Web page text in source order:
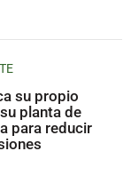
su propio
planta de
para reducir